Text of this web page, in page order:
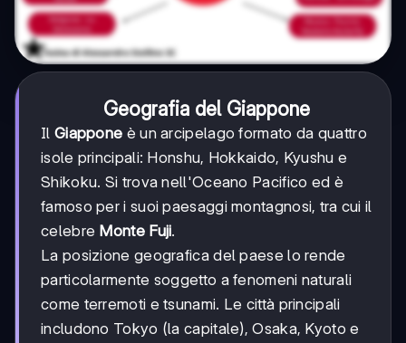
Geografia del Giappone
Il Giappone è un arcipelago formato da quattro
isole principali: Honshu, Hokkaido, Kyushu e
Shikoku. Si trova nell'Oceano Pacifico ed è
famoso per i suoi paesaggi montagnosi, tra cui il
celebre Monte Fuji.
La posizione geografica del paese lo rende
particolarmente soggetto a fenomeni naturali
come terremoti e tsunami. Le città principali
includono Tokyo (la capitale), Osaka, Kyoto e